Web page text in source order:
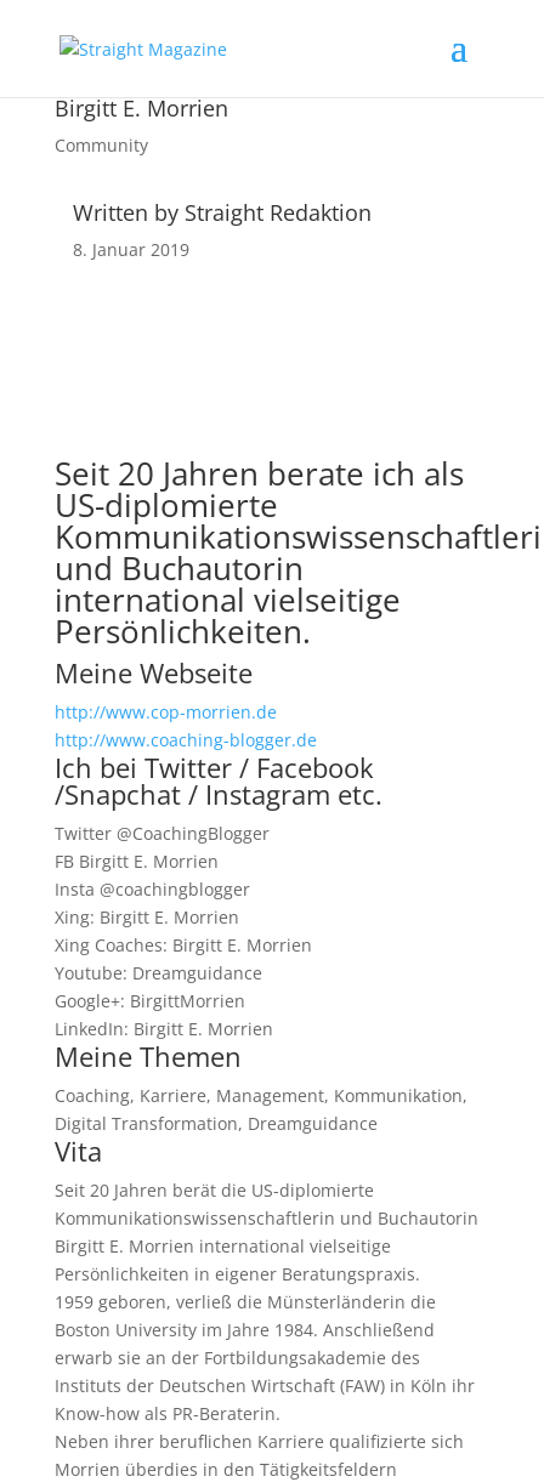
Birgitt E. Morrien
Community
Written by Straight Redaktion
8. Januar 2019
Seit 20 Jahren berate ich als
US-diplomierte
und Buchautorin
international vielseitige
Persönlichkeiten.
Meine Webseite
http://www.cop-morrien.de
http://www.coaching-blogger.de
Ich bei Twitter / Facebook
/Snapchat / Instagram etc.
Twitter @CoachingBlogger
FB Birgitt E. Morrien
Insta @coachingblogger
Xing: Birgitt E. Morrien
Xing Coaches: Birgitt E. Morrien
Youtube: Dreamguidance
Google+: BirgittMorrien
LinkedIn: Birgitt E. Morrien
Meine Themen
Coaching, Karriere, Management, Kommunikation,
Digital Transformation, Dreamguidance
Vita
Seit 20 Jahren berät die US-diplomierte
Kommunikationswissenschaftlerin und Buchautorin
Birgitt E. Morrien international vielseitige
Persönlichkeiten in eigener Beratungspraxis.
1959 geboren, verließ die Münsterländerin die
Boston University im Jahre 1984. Anschließend
erwarb sie an der Fortbildungsakademie des
Instituts der Deutschen Wirtschaft (FAW) in Köln ihr
Know-how als PR-Beraterin.
Neben ihrer beruflichen Karriere qualifizierte sich
Morrien überdies in den Tätigkeitsfeldern